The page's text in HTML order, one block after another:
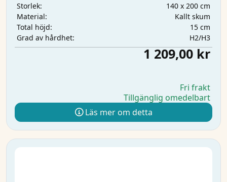
Storlek:
140 x 200 cm
Material:
Kallt skum
Total höjd:
15 cm
Grad av hårdhet:
H2/H3
1 209,00 kr
Fri frakt
Tillgänglig omedelbart
Läs mer om detta